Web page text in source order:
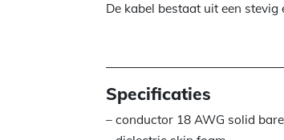
De kabel bestaat uit een
Specificaties
– conductor 18 AWG solid